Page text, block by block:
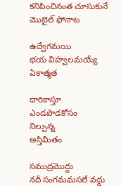
కనిపించినంత చూసుకునే
మొబైల్ ఫోనాట
ఉద్వేగమయి
భయ విహ్వలమయ్యే
ఏకాత్మత
దారికాస్తూ
ఎండపొడకోసం
నిల్చున్న
అస్తిమితం
సముద్రమొద్దు
నదీ సంగమమసలే వద్దు